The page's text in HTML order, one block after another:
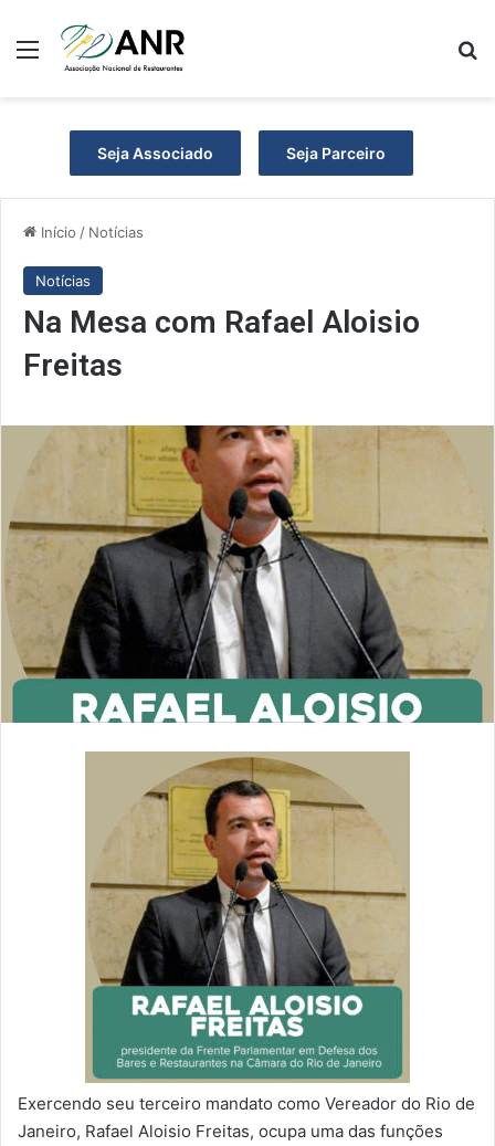
Menu
Seja Associado Seja Parceiro
Início / Notícias
Notícias
Na Mesa com Rafael Aloisio
Freitas
Exercendo seu terceiro mandato como Vereador do Rio de
Janeiro, Rafael Aloisio Freitas, ocupa uma das funções